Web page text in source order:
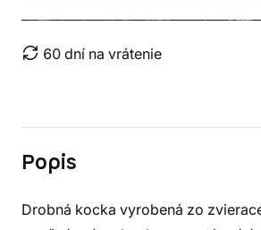
60 dní na vrátenie
Popis
Drobná kocka vyrobená zo